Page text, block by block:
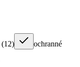
(12)
ochranné